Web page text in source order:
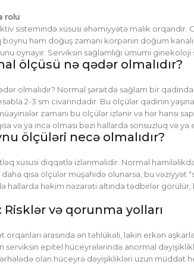
rolu
sistemində xüsusi əhəmiyyətə malik orqandır.
boynu həm doğuş zamanı körpənin doğum
oynayır. Serviksin sağlamlığı ümumi ginekoloji
ölçüsü nə qədər olmalıdır?
olmalıdır? Normal şəraitdə sağlam bir
2-3 sm civarındadır. Bu ölçülər qadının
zamanı bu ölçülər izlənir və hər hansı
və ya incə olması bəzi hallarda sonsuzluq və
ölçüləri necə olmalıdır?
xüsusi diqqətlə izlənməlidir. Normal
qısa ölçülər müşahidə olunarsa, bu vəziyyət
hallarda həkim nəzarəti altında tədbirlər
və qorunma yolları
orqanları arasında ən təhlükəli, lakin erkən
serviksin epitel hüceyrələrində anormal
olan hüceyrə dəyişiklikləri uzun müddət